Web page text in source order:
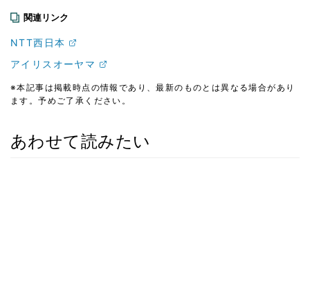
関連リンク
NTT西日本
アイリスオーヤマ
※本記事は掲載時点の情報であり、最新のものとは異なる場合があり
ます。予めご了承ください。
あわせて読みたい